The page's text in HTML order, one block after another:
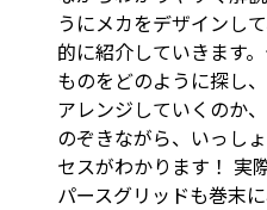
うにメカをデザインし
的に紹介していきます
ものをどのように探し
アレンジしていくのか
のぞきながら、いっし
セスがわかります！ 実
パースグリッドも巻末